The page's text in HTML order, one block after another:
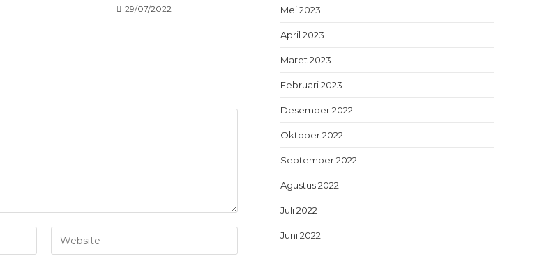
29/07/2022 Mei 2023
April 2023
Maret 2023
Februari 2023
Desember 2022
Oktober 2022
September 2022
Agustus 2022
Juli 2022
Juni 2022